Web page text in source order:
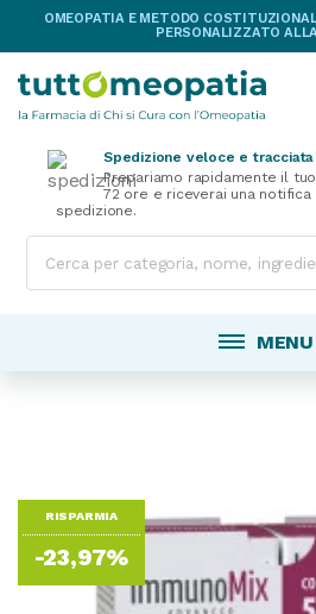
OMEOPATIA E METODO
PERSONALIZZATO
Spedizione veloce e tracciata
Prepariamo rapidamente il
72 ore e riceverai una
spedizione.
MENU
RISPARMIA
-23,97%